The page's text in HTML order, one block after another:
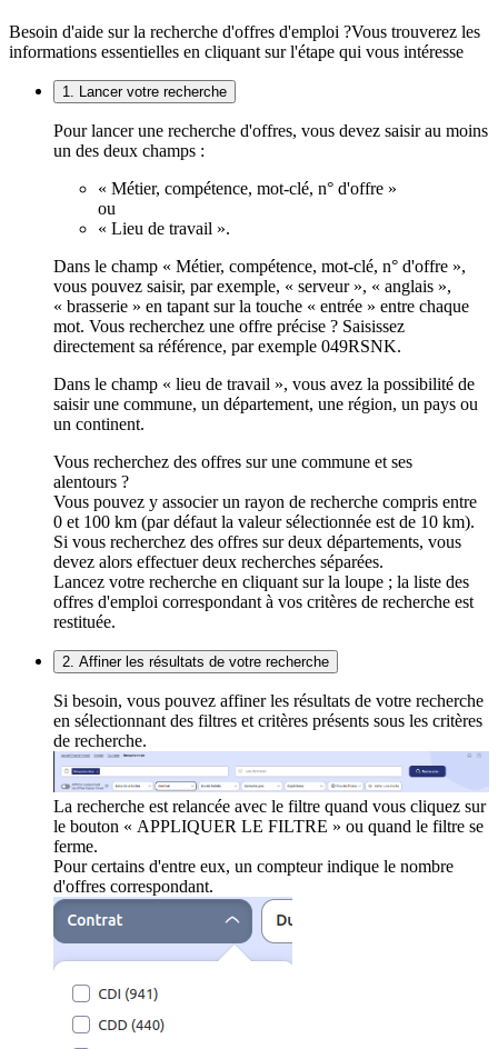
Besoin d'aide sur la recherche d'offres d'emploi ?Vous trouverez les
informations essentielles en cliquant sur l'étape qui vous intéresse
1. Lancer votre recherche
Pour lancer une recherche d'offres, vous devez saisir au moins
un des deux champs :
« Métier, compétence, mot-clé, n° d'offre »
ou
« Lieu de travail ».
Dans le champ « Métier, compétence, mot-clé, n° d'offre »,
vous pouvez saisir, par exemple, « serveur », « anglais »,
« brasserie » en tapant sur la touche « entrée » entre chaque
mot. Vous recherchez une offre précise ? Saisissez
directement sa référence, par exemple 049RSNK.
Dans le champ « lieu de travail », vous avez la possibilité de
saisir une commune, un département, une région, un pays ou
un continent.
Vous recherchez des offres sur une commune et ses
alentours ?
Vous pouvez y associer un rayon de recherche compris entre
0 et 100 km (par défaut la valeur sélectionnée est de 10 km).
Si vous recherchez des offres sur deux départements, vous
devez alors effectuer deux recherches séparées.
Lancez votre recherche en cliquant sur la loupe ; la liste des
offres d'emploi correspondant à vos critères de recherche est
restituée.
2. Affiner les résultats de votre recherche
Si besoin, vous pouvez affiner les résultats de votre recherche
en sélectionnant des filtres et critères présents sous les critères
de recherche.
La recherche est relancée avec le filtre quand vous cliquez sur
le bouton « APPLIQUER LE FILTRE » ou quand le filtre se
ferme.
Pour certains d'entre eux, un compteur indique le nombre
d'offres correspondant.